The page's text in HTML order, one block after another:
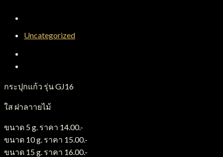
Uncategorized
กระปุกแก้ว รุ่น GJ16
ใส ฝาลาายไม้
ขนาด 5 g. ราคา 14.00.-
ขนาด 10 g. ราคา 15.00.-
ขนาด 15 g. ราคา 16.00.-